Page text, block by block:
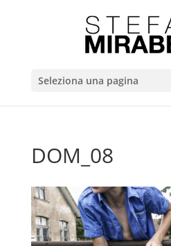
Seleziona una pagina
DOM_08